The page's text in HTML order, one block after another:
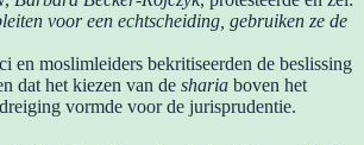
voor een echtscheiding, gebruiken ze de
en moslimleiders bekritiseerden de beslissing
dat het kiezen van de sharia boven het
vormde voor de jurisprudentie.